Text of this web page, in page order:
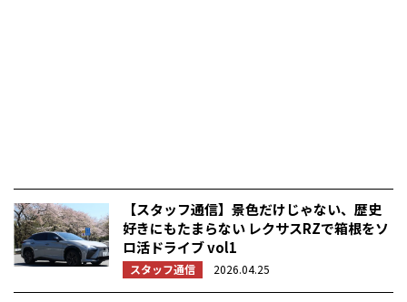
【スタッフ通信】景色だけじゃない、歴史
好きにもたまらない レクサスRZで箱根をソ
ロ活ドライブ vol1
スタッフ通信 2026.04.25